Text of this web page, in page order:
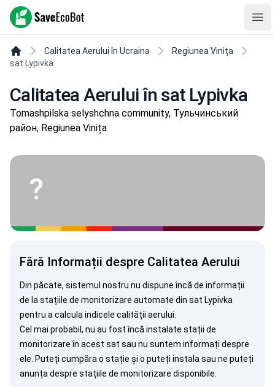
SaveEcoBot
Calitatea Aerului în Ucraina
Regiunea Vinița
sat Lypivka
Calitatea Aerului în sat Lypivka
Tomashpilska selyshchna community, Тульчинський
район, Regiunea Vinița
?
Fără Informații despre Calitatea Aerului
Din păcate, sistemul nostru nu dispune încă de informații
de la stațiile de monitorizare automate din sat Lypivka
pentru a calcula indicele calității aerului.
Cel mai probabil, nu au fost încă instalate stații de
monitorizare în acest sat sau nu suntem informați despre
ele. Puteți cumpăra o stație și o puteți instala sau ne puteți
anunța despre stațiile de monitorizare disponibile.